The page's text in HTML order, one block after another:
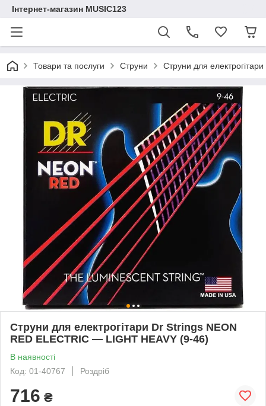
Інтернет-магазин MUSIC123
Товари та послуги Струни Струни для
Струни для електрогітари Dr Strings NEON
RED ELECTRIC — LIGHT HEAVY (9-46)
В наявності
Код: 01-40767
Роздріб
716 ₴